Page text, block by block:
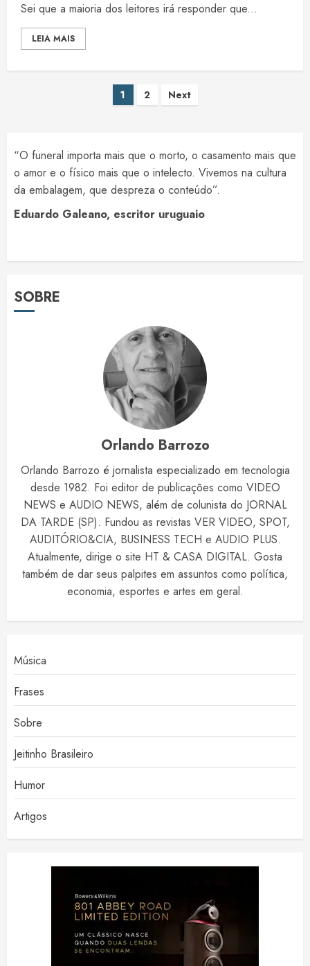
Sei que a maioria dos leitores irá responder que...
LEIA MAIS
Paginação
posts
1 2 Next
“O funeral importa mais que o morto, o casamento mais que
o amor e o físico mais que o intelecto. Vivemos na cultura
da embalagem, que despreza o conteúdo”.
Eduardo Galeano, escritor uruguaio
SOBRE
Orlando Barrozo
Orlando Barrozo é jornalista especializado em tecnologia
desde 1982. Foi editor de publicações como VIDEO
NEWS e AUDIO NEWS, além de colunista do JORNAL
DA TARDE (SP). Fundou as revistas VER VIDEO, SPOT,
AUDITÓRIO&CIA, BUSINESS TECH e AUDIO PLUS.
Atualmente, dirige o site HT & CASA DIGITAL. Gosta
também de dar seus palpites em assuntos como política,
economia, esportes e artes em geral.
Música
Frases
Sobre
Jeitinho Brasileiro
Humor
Artigos